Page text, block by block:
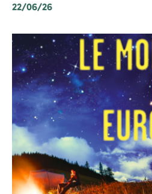
22/06/26